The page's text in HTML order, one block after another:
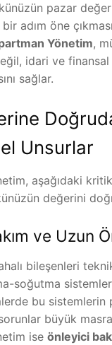
pazar
adım öne
Yönetim,
idari ve
sağlar.
Unsurlar
aşağıdaki
değerini
ve Uzun
bileşenleri
soğutma
bu sistemlerin
büyük
ise önleyici